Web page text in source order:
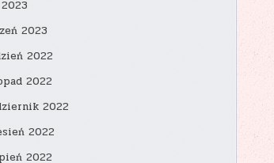
2023
2022
2022
2022
2022
2022